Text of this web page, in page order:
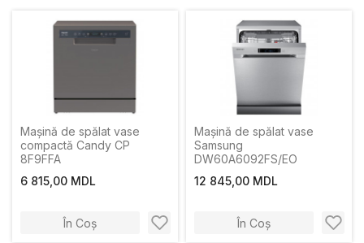
Mașină de spălat vase
compactă Candy CP
8F9FFA
6 815,00 MDL
În Coș
Mașină de spălat vase
Samsung
DW60A6092FS/EO
12 845,00 MDL
În Coș